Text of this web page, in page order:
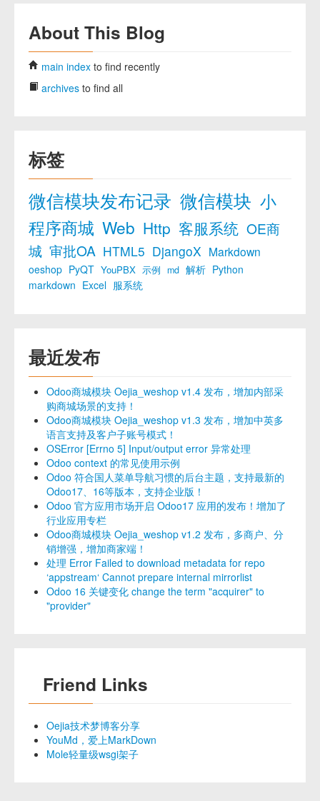
About This Blog
main index to find recently
archives to find all
标签
微信模块发布记录 微信模块 小
程序商城 Web Http 客服系统 OE商
城 审批OA HTML5 DjangoX Markdown
oeshop PyQT YouPBX 示例 md 解析 Python
markdown Excel 服系统
最近发布
Odoo商城模块 Oejia_weshop v1.4 发布，增加内部采
购商城场景的支持！
Odoo商城模块 Oejia_weshop v1.3 发布，增加中英多
语言支持及客户子账号模式！
OSError [Errno 5] Input/output error 异常处理
Odoo context 的常见使用示例
Odoo 符合国人菜单导航习惯的后台主题，支持最新的
Odoo17、16等版本，支持企业版！
Odoo 官方应用市场开启 Odoo17 应用的发布！增加了
行业应用专栏
Odoo商城模块 Oejia_weshop v1.2 发布，多商户、分
销增强，增加商家端！
处理 Error Failed to download metadata for repo
‘appstream‘ Cannot prepare internal mirrorlist
Odoo 16 关键变化 change the term "acquirer" to
"provider"
Friend Links
Oejia技术梦博客分享
YouMd，爱上MarkDown
Mole轻量级wsgi架子